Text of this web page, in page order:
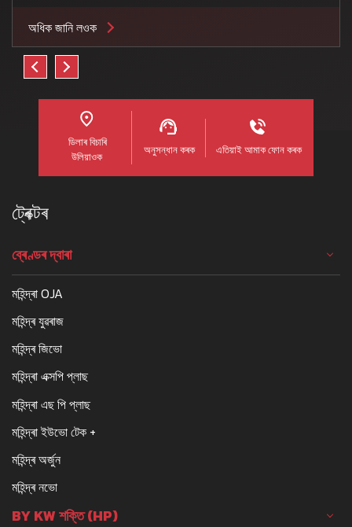
অধিক জানি লওক
ডিলাৰ বিচাৰি
উলিয়াওক
অনুসন্ধান কৰক এতিয়াই আমাক ফোন কৰক
ট্ৰেক্টৰ
ব্ৰেণ্ডৰ দ্বাৰা
মহিন্দ্ৰা OJA
মহিন্দ্ৰ যুৱৰাজ
মহিন্দ্ৰ জিভো
মহিন্দ্ৰা এক্সপি প্লাছ
মহিন্দ্ৰা এছ পি প্লাছ
মহিন্দ্ৰা ইউভো টেক +
মহিন্দ্ৰ অৰ্জুন
মহিন্দ্ৰ নভো
BY KW শক্তি (HP)